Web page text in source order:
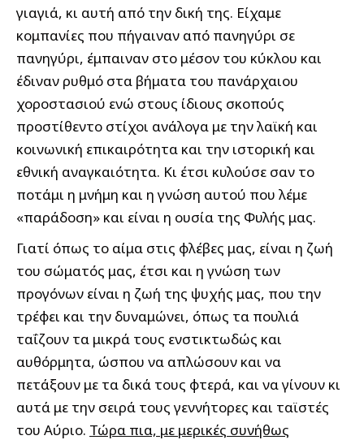
γιαγιά, κι αυτή από την δική της. Είχαμε
κομπανίες που πήγαιναν από πανηγύρι σε
πανηγύρι, έμπαιναν στο μέσον του κύκλου και
έδιναν ρυθμό στα βήματα του πανάρχαιου
χοροστασιού ενώ στους ίδιους σκοπούς
προστίθεντο στίχοι ανάλογα με την λαϊκή και
κοινωνική επικαιρότητα και την ιστορική και
εθνική αναγκαιότητα. Κι έτσι κυλούσε σαν το
ποτάμι η μνήμη και η γνώση αυτού που λέμε
«παράδοση» και είναι η ουσία της Φυλής μας.
Γιατί όπως το αίμα στις φλέβες μας, είναι η ζωή
του σώματός μας, έτσι και η γνώση των
προγόνων είναι η ζωή της ψυχής μας, που την
τρέφει και την δυναμώνει, όπως τα πουλιά
ταΐζουν τα μικρά τους ενστικτωδώς και
αυθόρμητα, ώσπου να απλώσουν και να
πετάξουν με τα δικά τους φτερά, και να γίνουν κι
αυτά με την σειρά τους γεννήτορες και ταϊστές
του Αύριο. Τώρα πια, με μερικές συνήθως